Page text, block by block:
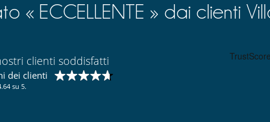
« ECCELLENTE » dai clienti
clienti soddisfatti
dei clienti
su 5.